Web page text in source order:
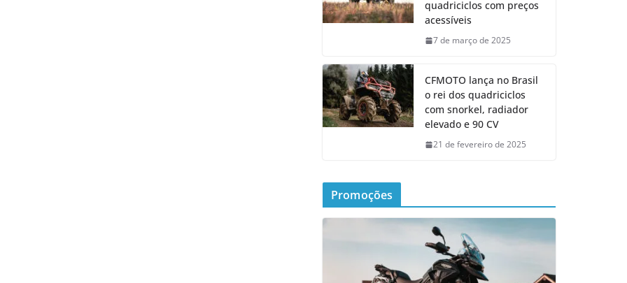
quadriciclos com preços
acessíveis
7 de março de 2025
CFMOTO lança no Brasil
o rei dos quadriciclos
com snorkel, radiador
elevado e 90 CV
21 de fevereiro de 2025
Promoções